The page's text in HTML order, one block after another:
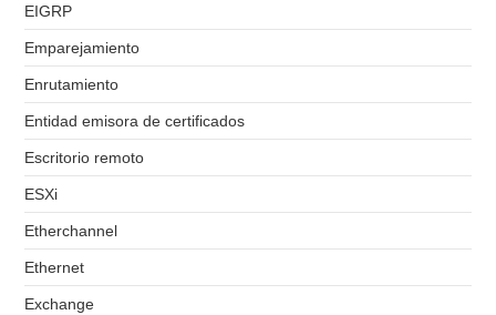
EIGRP
Emparejamiento
Enrutamiento
Entidad emisora de certificados
Escritorio remoto
ESXi
Etherchannel
Ethernet
Exchange